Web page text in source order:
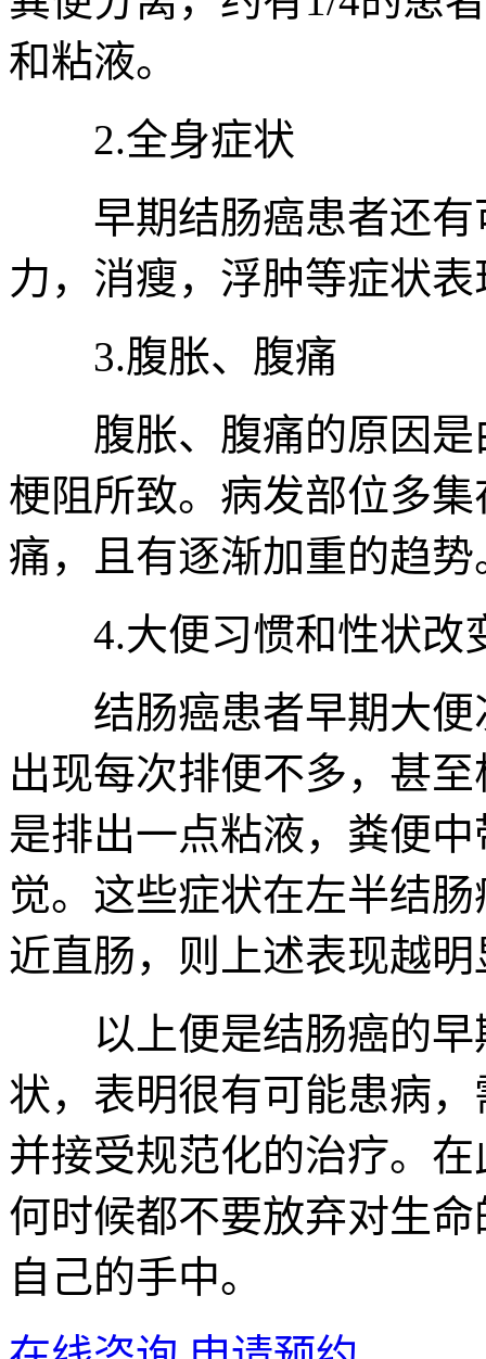
和粘液。
2.全身症状
早期结肠癌患者还有
力，消瘦，浮肿等症状
3.腹胀、腹痛
腹胀、腹痛的原因是
梗阻所致。病发部位多
痛，且有逐渐加重的趋势
4.大便习惯和性状改
结肠癌患者早期大便
出现每次排便不多，甚
是排出一点粘液，粪便
觉。这些症状在左半结
近直肠，则上述表现越明
以上便是结肠癌的早
状，表明很有可能患病
并接受规范化的治疗。
何时候都不要放弃对生
自己的手中。